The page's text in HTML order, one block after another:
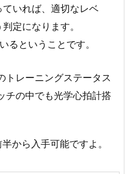
いれば、適切なレベ
定になります。
るということです。
トレーニングステータス
チの中でも光学心拍計搭
から入手可能ですよ。